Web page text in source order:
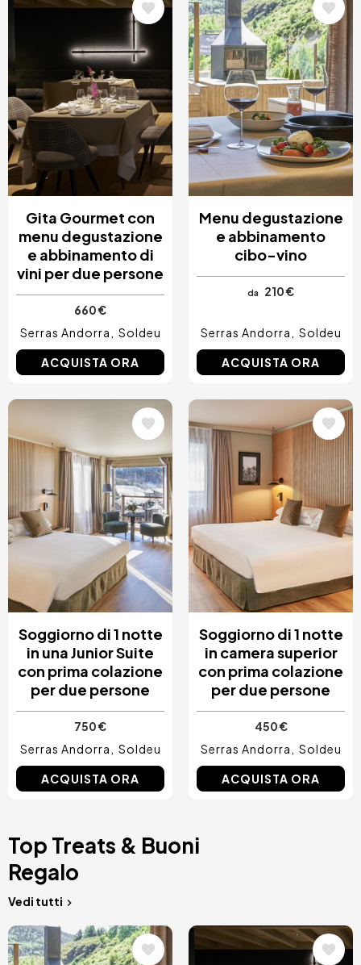
Gita Gourmet con
menu degustazione
e abbinamento di
vini per due persone
660 €
Serras Andorra
Soldeu
ACQUISTA ORA
Menu degustazione
e abbinamento
cibo-vino
da 210 €
Serras Andorra Soldeu
ACQUISTA ORA
Immagine
Soggiorno di 1 notte
in una Junior Suite
con prima colazione
per due persone
750 €
Serras Andorra
Soldeu
ACQUISTA ORA
Immagine
Soggiorno di 1 notte
in camera superior
con prima colazione
per due persone
450 €
Serras Andorra
Soldeu
ACQUISTA ORA
Top Treats & Buoni
Regalo
Vedi tutti
Immagine Immagine